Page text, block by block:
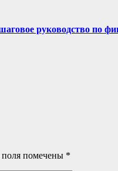
руководство по
поля помечены *